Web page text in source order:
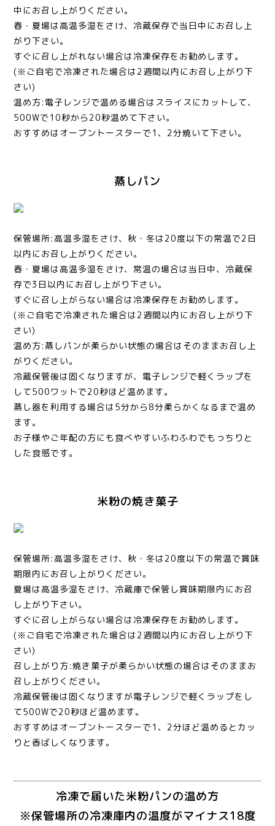
中にお召し上がりください。
春・夏場は高温多湿をさけ、冷蔵保存で当日中にお召し上
がり下さい。
すぐに召し上がれない場合は冷凍保存をお勧めします。
(※ご自宅で冷凍された場合は2週間以内にお召し上がり下
さい)
温め方:電子レンジで温める場合はスライスにカットして、
500Wで10秒から20秒温めて下さい。
おすすめはオーブントースターで1、2分焼いて下さい。
蒸しパン
保管場所:高温多湿をさけ、秋・冬は20度以下の常温で2日
以内にお召し上がりください。
春・夏場は高温多湿をさけ、常温の場合は当日中、冷蔵保
存で3日以内にお召し上がり下さい。
すぐに召し上がらない場合は冷凍保存をお勧めします。
(※ご自宅で冷凍された場合は2週間以内にお召し上がり下
さい)
温め方:蒸しパンが柔らかい状態の場合はそのままお召し上
がりください。
冷蔵保管後は固くなりますが、電子レンジで軽くラップを
して500ワットで20秒ほど温めます。
蒸し器を利用する場合は5分から8分柔らかくなるまで温め
ます。
お子様やご年配の方にも食べやすいふわふわでもっちりと
した食感です。
米粉の焼き菓子
保管場所:高温多湿をさけ、秋・冬は20度以下の常温で賞味
期限内にお召し上がりください。
夏場は高温多湿をさけ、冷蔵庫で保管し賞味期限内にお召
し上がり下さい。
すぐに召し上がらない場合は冷凍保存をお勧めします。
(※ご自宅で冷凍された場合は2週間以内にお召し上がり下
さい)
召し上がり方:焼き菓子が柔らかい状態の場合はそのままお
召し上がりください。
冷蔵保管後は固くなりますが電子レンジで軽くラップをし
て500Wで20秒ほど温めます。
おすすめはオーブントースターで1、2分ほど温めるとカッ
りと香ばしくなります。
冷凍で届いた米粉パンの温め方
※保管場所の冷凍庫内の温度がマイナス18度